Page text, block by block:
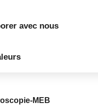
avec nous
MEB